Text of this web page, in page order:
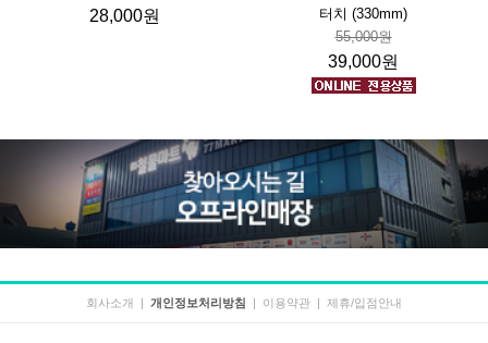
28,000원
터치 (330mm)
55,000원
39,000원
회사소개 | 개인정보처리방침 | 이용약관 | 제휴/입점안내